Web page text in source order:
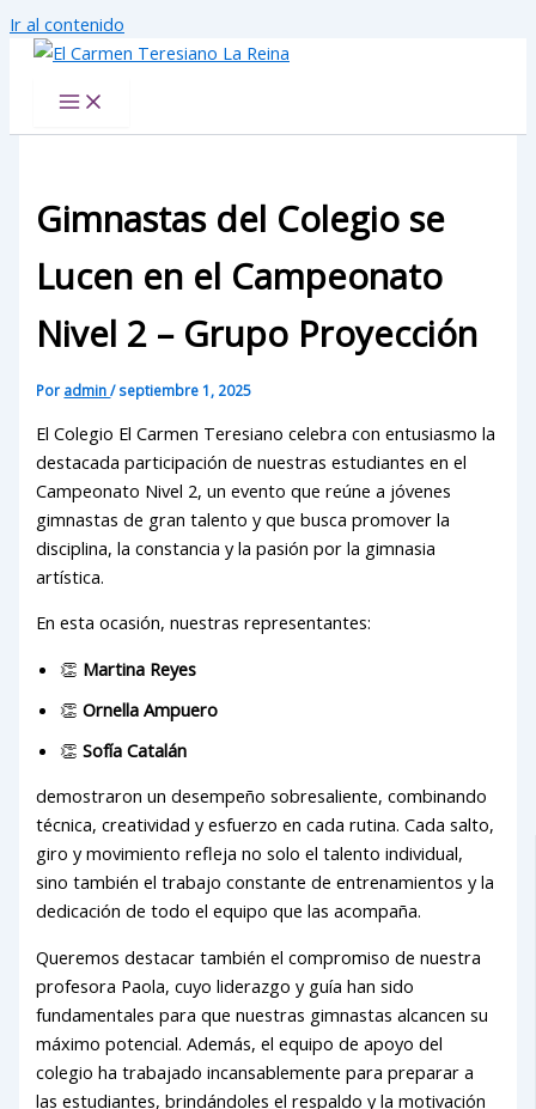
Ir al contenido
Gimnastas del Colegio se
Lucen en el Campeonato
Nivel 2 – Grupo Proyección
Por admin/septiembre 1, 2025
El Colegio El Carmen Teresiano celebra con entusiasmo la
destacada participación de nuestras estudiantes en el
Campeonato Nivel 2, un evento que reúne a jóvenes
gimnastas de gran talento y que busca promover la
disciplina, la constancia y la pasión por la gimnasia
artística.
En esta ocasión, nuestras representantes:
👏 Martina Reyes
👏Ornella Ampuero
👏Sofía Catalán
demostraron un desempeño sobresaliente, combinando
técnica, creatividad y esfuerzo en cada rutina. Cada salto,
giro y movimiento refleja no solo el talento individual,
sino también el trabajo constante de entrenamientos y la
dedicación de todo el equipo que las acompaña.
Queremos destacar también el compromiso de nuestra
profesora Paola, cuyo liderazgo y guía han sido
fundamentales para que nuestras gimnastas alcancen su
máximo potencial. Además, el equipo de apoyo del
colegio ha trabajado incansablemente para preparar a
las estudiantes, brindándoles el respaldo y la motivación